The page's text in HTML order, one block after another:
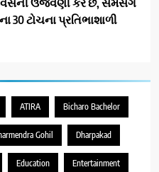
30 ટોચના પ્રતિભાશાળી
ATIRA Bicharo Bachelor
Gohil Dharpakad
Education Entertainment